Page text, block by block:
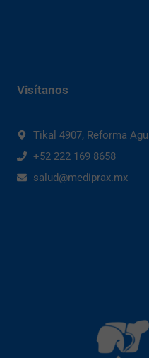
Visítanos
Tikal 4907, Reforma
+52 222 169 8658
salud@mediprax.mx